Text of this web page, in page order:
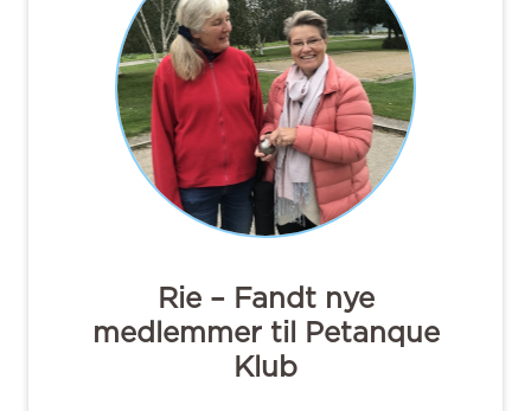
Rie – Fandt nye
medlemmer til Petanque
Klub